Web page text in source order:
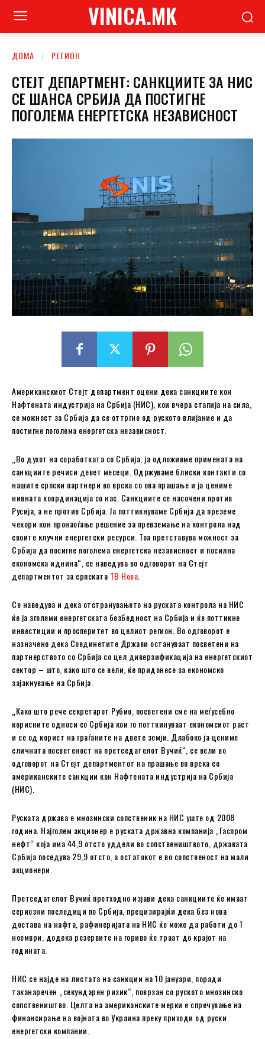
VINICA.MK
ДОМА РЕГИОН
СТЕЈТ ДЕПАРТМЕНТ: САНКЦИИТЕ ЗА НИС
СЕ ШАНСА СРБИЈА ДА ПОСТИГНЕ
ПОГОЛЕМА ЕНЕРГЕТСКА НЕЗАВИСНОСТ
Американскиот Стејт департмент оцени дека санкциите кон
Нафтената индустрија на Србија (НИС), кои вчера стапија на сила,
се можност за Србија да се оттргне од руското влијание и да
постигне поголема енергетска независност.
„Во духот на соработката со Србија, ја одложивме примената на
санкциите речиси девет месеци. Одржуваме блиски контакти со
нашите српски партнери во врска со ова прашање и ја цениме
нивната координација со нас. Санкциите се насочени против
Русија, а не против Србија. Ја поттикнуваме Србија да преземе
чекори кон пронаоѓање решение за превземање на контрола над
своите клучни енергетски ресурси. Тоа претставува можност за
Србија да посигне поголема енергетска независност и посилна
економска иднина“, се наведува во одговорот на Стејт
департментот за српската ТВ Нова
Се наведува и дека отстранувањето на руската контрола на НИС
ќе ја зголеми енергетската безбедност на Србија и ќе поттикне
инвестиции и просперитет во целиот регион. Во одговорот е
назначено дека Соединетите Држави остануваат посветени на
партнерството со Србија со цел диверзификација на енергетскиот
сектор – што, како што се вели, ќе придонесе за економско
зајакнување на Србија.
„Како што рече секретарот Рубио, посветени сме на меѓусебно
корисните односи со Србија кои го потткинуваат економсиот раст
и се од корист на граѓаните на двете земји. Длабоко ја цениме
сличната посветеност на претседателот Вучиќ“, се вели во
одговорот на Стејт департментот на прашање во врска со
американските санкции кон Нафтената индустрија на Србија
(НИС).
Руската држава е мнозински сопственик на НИС уште од 2008
година. Најголем акционер е руската државна компанија „Гаспром
нефт“ која има 44,9 отсто уддели во сопствеништвото, државата
Србија поседува 29,9 отсто, а остатокот е во сопственост на мали
акционери.
Претседателот Вучиќ претходно изјави дека санкциите ќе имаат
сериозни последици по Србија, прецизирајќи дека без нова
достава на нафта, рафинеријата на НИС ќе може да работи до 1
ноември, додека резервите на гориво ќе траат до крајот на
годината.
НИС се најде на листата на санкции на 10 јануари, поради
таканаречен „секундарен ризик“, поврзан со руското мнозинско
сопствеништво. Целта на американските мерки е спречување на
финансирање на војната во Украина преку приходи од руски
енергетски компании.